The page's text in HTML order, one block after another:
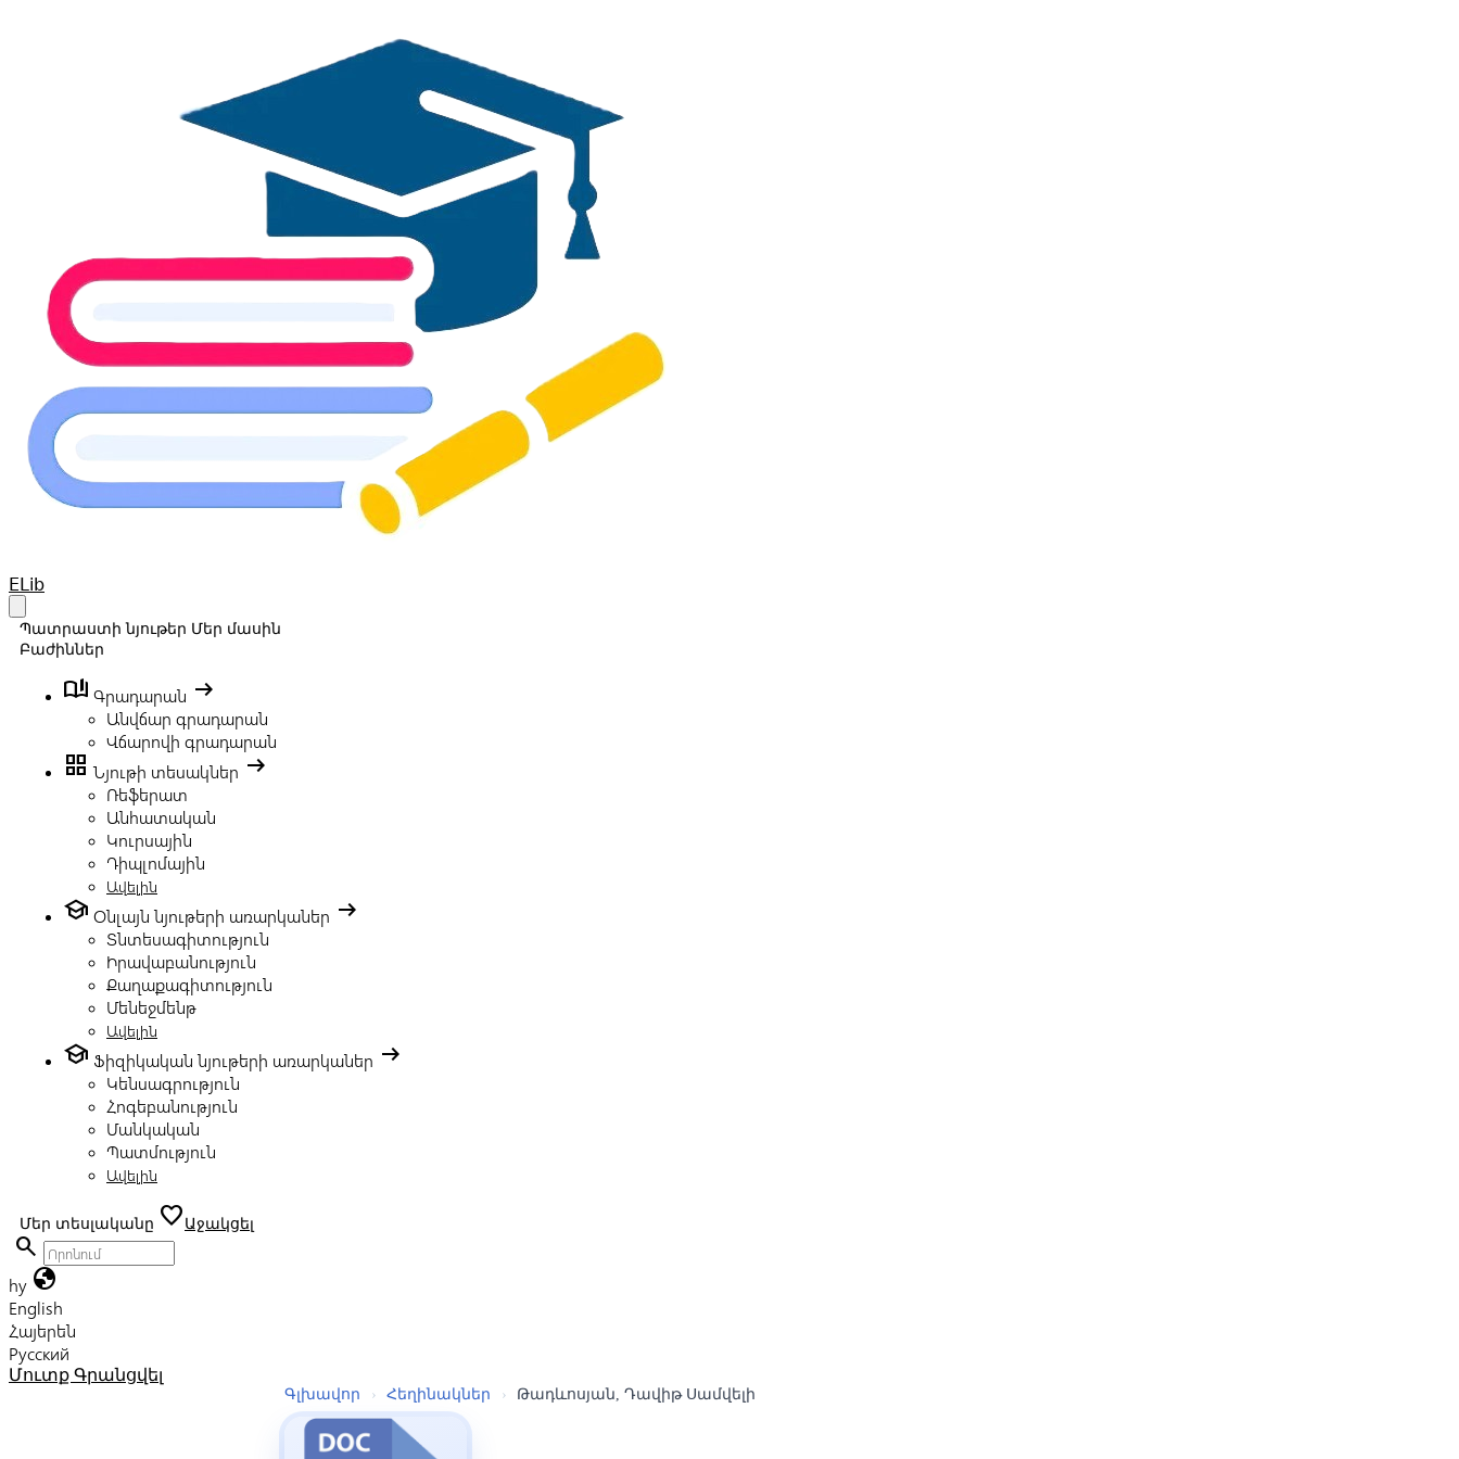
Your Company
ELib
Պատրաստի նյութեր Մեր մասին
Բաժիններ
book_ribbon Գրադարան arrow_right_alt
Անվճար գրադարան
Վճարովի գրադարան
grid_view Նյութի տեսակներ arrow_right_alt
Ռեֆերատ
Անհատական
Կուրսային
Դիպլոմային
Ավելին
school Օնլայն նյութերի առարկաներ arrow_right_alt
Տնտեսագիտություն
Իրավաբանություն
Քաղաքագիտություն
Մենեջմենթ
Ավելին
school Ֆիզիկական նյութերի առարկաներ arrow_right_alt
Կենսագրություն
Հոգեբանություն
Մանկական
Պատմություն
Ավելին
Մեր տեսլականը favoriteԱջակցել
search
hy globe
English
Հայերեն
Русский
Մուտք Գրանցվել
Գլխավոր › Հեղինակներ › Թադևոսյան, Դավիթ Սամվելի